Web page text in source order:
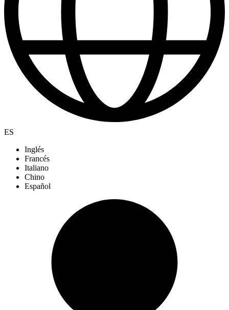
ES
Inglés
Francés
Italiano
Chino
Español